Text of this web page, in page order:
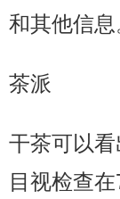
和其他信息
茶派
干茶可以
目视检查